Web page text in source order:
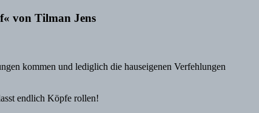
von Tilman Jens
kommen und lediglich die hauseigenen Verfehlungen
endlich Köpfe rollen!